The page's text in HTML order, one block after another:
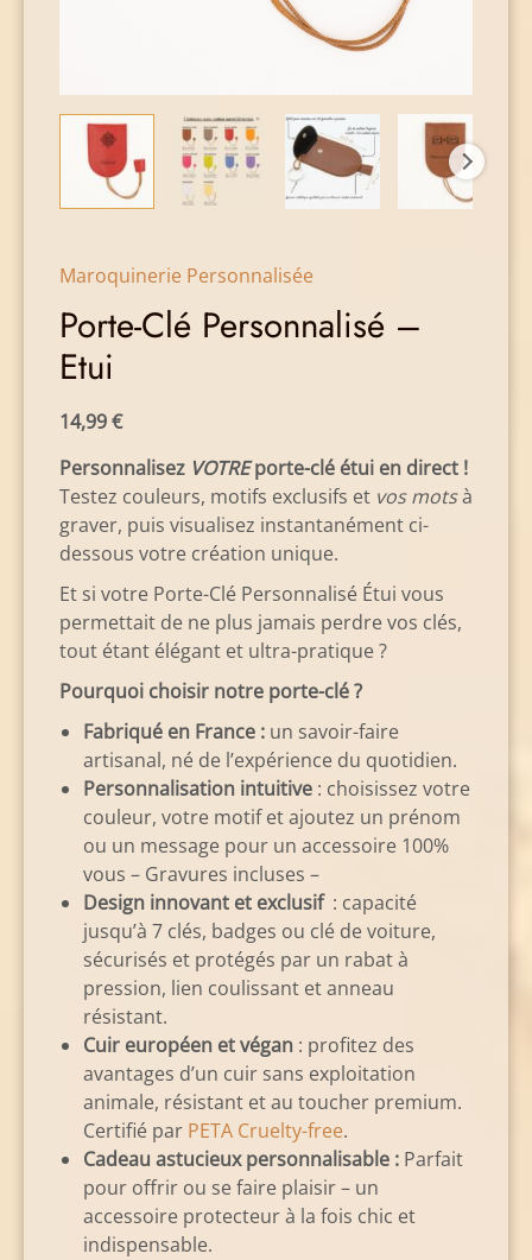
Maroquinerie Personnalisée
Porte-Clé Personnalisé –
Etui
14,99€
Personnalisez VOTREporte-clé étui en direct !
Testez couleurs, motifs exclusifs et vos motsà
graver, puis visualisez instantanément ci-
dessous votre création unique.
Et si votre Porte-Clé Personnalisé Étui vous
permettait de ne plus jamais perdre vos clés,
tout étant élégant et ultra-pratique ?
Pourquoi choisir notre porte-clé ?
Fabriqué en France : un savoir-faire
artisanal, né de l’expérience du quotidien.
Personnalisation intuitive : choisissez votre
couleur, votre motif et ajoutez un prénom
ou un message pour un accessoire 100%
vous – Gravures incluses –
Design innovant et exclusif : capacité
jusqu’à 7 clés, badges ou clé de voiture,
sécurisés et protégés par un rabat à
pression, lien coulissant et anneau
résistant.
Cuir européen et végan : profitez des
avantages d’un cuir sans exploitation
animale, résistant et au toucher premium.
Certifié par PETA Cruelty-free.
Cadeau astucieux personnalisable : Parfait
pour offrir ou se faire plaisir – un
accessoire protecteur à la fois chic et
indispensable.